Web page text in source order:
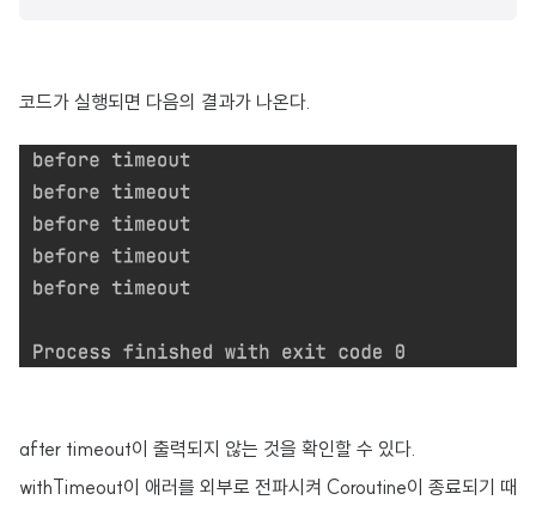
코드가 실행되면 다음의 결과가 나온다.
after timeout이 출력되지 않는 것을 확인할 수 있다.
withTimeout이 애러를 외부로 전파시켜 Coroutine이 종료되기 때